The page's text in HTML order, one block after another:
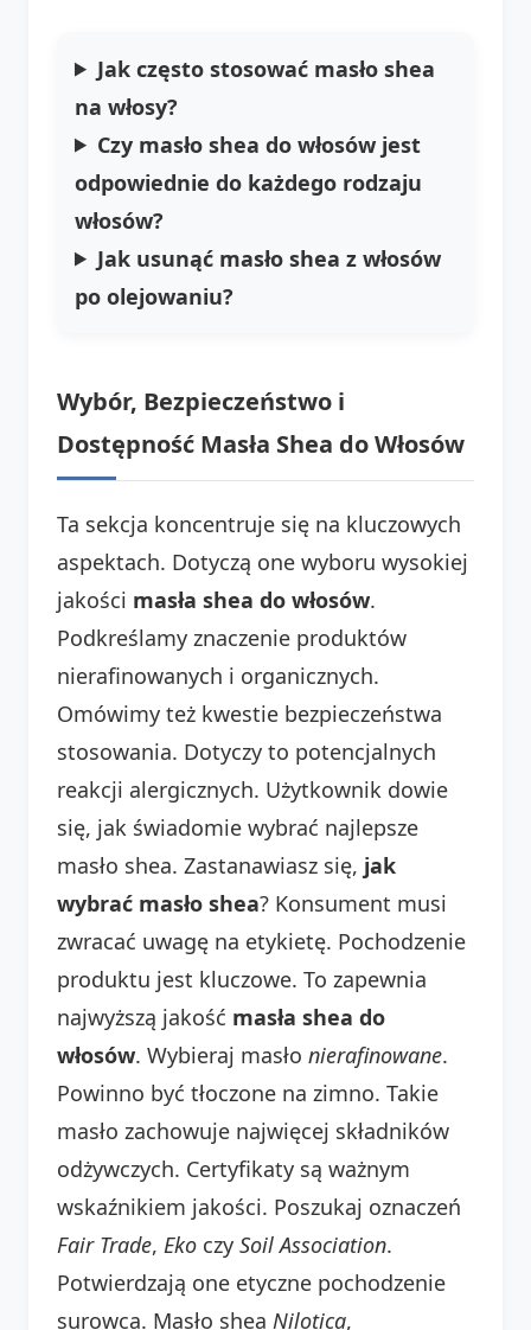
Jak często stosować masło shea
na włosy?
Czy masło shea do włosów jest
odpowiednie do każdego rodzaju
włosów?
Jak usunąć masło shea z włosów
po olejowaniu?
Wybór, Bezpieczeństwo i
Dostępność Masła Shea do Włosów
Ta sekcja koncentruje się na kluczowych
aspektach. Dotyczą one wyboru wysokiej
jakości masła shea do włosów.
Podkreślamy znaczenie produktów
nierafinowanych i organicznych.
Omówimy też kwestie bezpieczeństwa
stosowania. Dotyczy to potencjalnych
reakcji alergicznych. Użytkownik dowie
się, jak świadomie wybrać najlepsze
masło shea. Zastanawiasz się, jak
wybrać masło shea? Konsument musi
zwracać uwagę na etykietę. Pochodzenie
produktu jest kluczowe. To zapewnia
najwyższą jakość masła shea do
włosów. Wybieraj masło nierafinowane.
Powinno być tłoczone na zimno. Takie
masło zachowuje najwięcej składników
odżywczych. Certyfikaty są ważnym
wskaźnikiem jakości. Poszukaj oznaczeń
Fair Trade, Eko czy Soil Association.
Potwierdzają one etyczne pochodzenie
surowca. Masło shea Nilotica,